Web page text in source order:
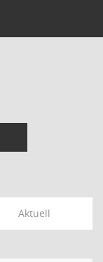
Aktuell